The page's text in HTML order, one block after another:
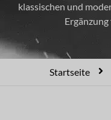
klassischen und
Startseite